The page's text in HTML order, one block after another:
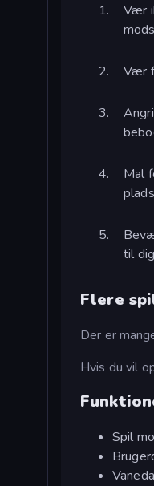
Vær
Vær
Mal
til
Flere
Der er
Hvis du vil
Spil